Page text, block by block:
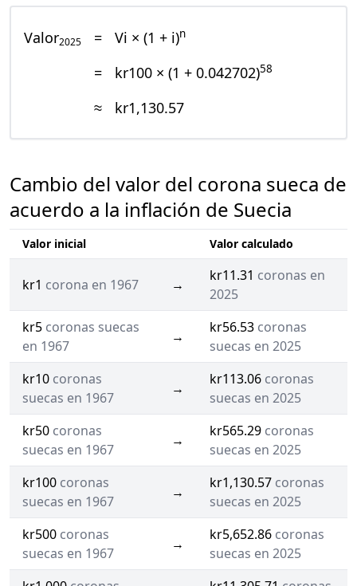
Valor2025 = Vi × (1 + i)n
= kr100 × (1 + 0.042702)58
≈ kr1,130.57
Cambio del valor del corona sueca de
acuerdo a la inflación de Suecia
Valor inicial Valor calculado
kr1 corona en 1967 →
kr11.31 coronas en
2025
kr5 coronas suecas
en 1967
→
kr56.53 coronas
suecas en 2025
kr10 coronas
suecas en 1967
→
kr113.06 coronas
suecas en 2025
kr50 coronas
suecas en 1967
→
kr565.29 coronas
suecas en 2025
kr100 coronas
suecas en 1967
→
kr1,130.57 coronas
suecas en 2025
kr500 coronas
suecas en 1967
→
kr5,652.86 coronas
suecas en 2025